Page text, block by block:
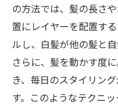
の方法では、髪の長さ
置にレイヤーを配置す
ルし、白髪が他の髪と
さらに、髪を動かす度
き、毎日のスタイリン
す。このようなテクニ